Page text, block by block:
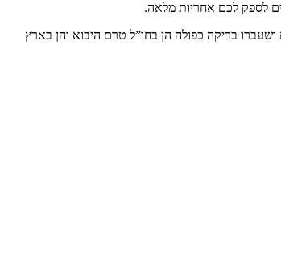
לספק לכם אחריות מלאה.
בדיקה כפולה הן בחו”ל טרם היבוא והן בארץ